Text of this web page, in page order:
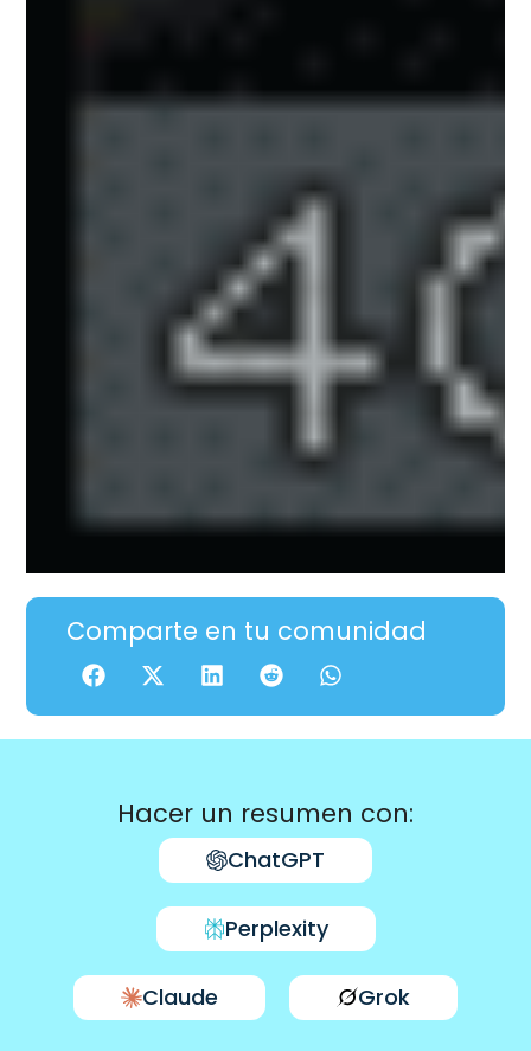
Comparte en tu comunidad
Hacer un resumen con:
ChatGPT
Perplexity
Claude Grok